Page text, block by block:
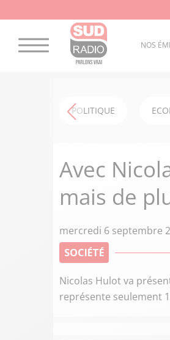
NOS
POLITIQUE
Avec
mais de
mercredi 6 septembre
SOCIÉTÉ
Nicolas Hulot va
représente seulement